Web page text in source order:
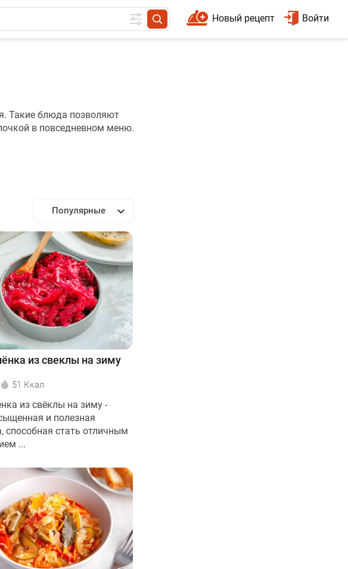
Войти
Новый рецепт
Такие блюда позволяют
в повседневном меню.
Популярные
из свеклы на зиму
51 Ккал
из свёклы на зиму -
и полезная
способная стать отличным
...